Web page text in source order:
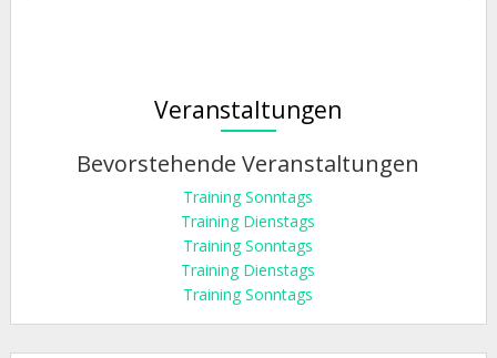
Veranstaltungen
Bevorstehende Veranstaltungen
Training Sonntags
Training Dienstags
Training Sonntags
Training Dienstags
Training Sonntags